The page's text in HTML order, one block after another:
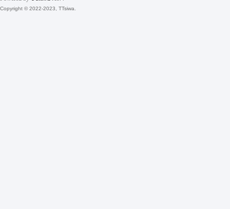
Copyright © 2022-2023, TTsiwa.